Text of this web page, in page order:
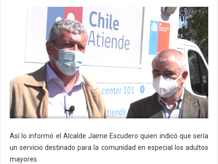
Así lo informó el Alcalde Jaime Escudero quien indicó que sería
un servicio destinado para la comunidad en especial los adultos
mayores